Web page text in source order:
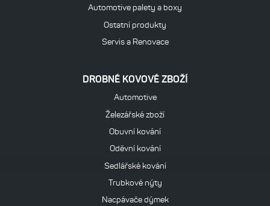
Automotive palety a boxy
Ostatní produkty
Servis a Renovace
DROBNÉ KOVOVÉ ZBOŽÍ
Automotive
Železářské zboží
Obuvní kování
Oděvní kování
Sedlářské kování
Trubkové nýty
Nacpávače dýmek